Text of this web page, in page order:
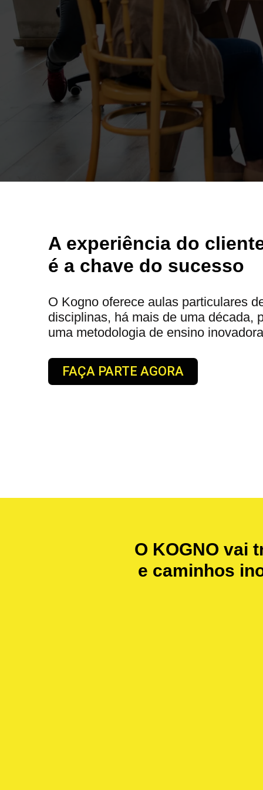
A experiência do
é a chave do sucesso
O Kogno oferece aulas particulares
disciplinas, há mais de uma década,
uma metodologia de ensino
FAÇA PARTE AGORA
O KOGNO vai
e caminhos